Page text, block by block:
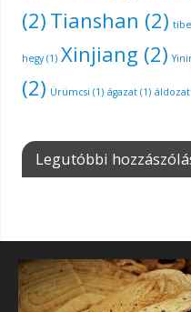
(2) Tianshan (2)
hegy(1) Xinjiang (2)
(2) Ürümcsi (1) ágazat(1) áldozat
Legutóbbi